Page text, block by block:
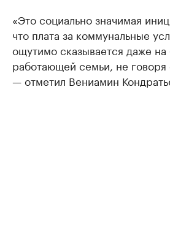
«Это социально значимая
что плата за коммунальные
ощутимо сказывается даже
работающей семьи, не говоря
— отметил Вениамин